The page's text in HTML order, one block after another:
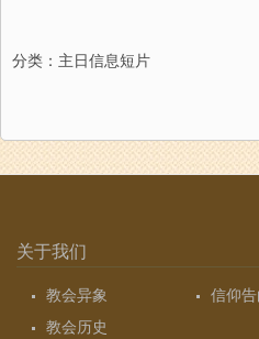
分类： 主日信息短片
关于我们
教会异象
信仰告
教会历史